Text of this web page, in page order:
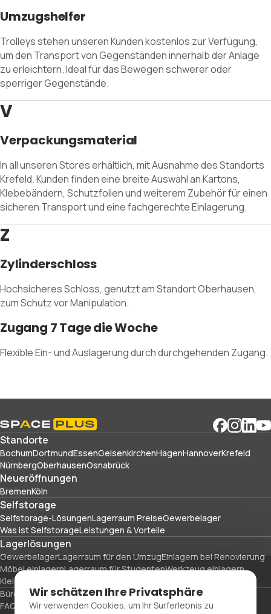
Umzugshelfer
Trolleys stehen unseren Kunden kostenlos zur Verfügung,
um den Transport von Gegenständen innerhalb der Anlage
zu erleichtern. Ideal für das Bewegen schwerer oder
sperriger Gegenstände.
V
Verpackungsmaterial
In all unseren Stores erhältlich, mit Ausnahme des Standorts
Krefeld. Kunden finden eine breite Auswahl an Kartons,
Klebebändern, Schutzfolien und weiterem Zubehör für einen
sicheren Transport und eine fachgerechte Einlagerung.
Z
Zylinderschloss
Hochsicheres Schloss, genutzt am Standort Oberhausen,
zum Schutz vor Manipulation.
Zugang 7 Tage die Woche
Flexible Ein- und Auslagerung durch durchgehenden Zugang.
Standorte
BochumDortmundEssenGelsenkirchenHagenHannoverKrefeld
NürnbergOberhausenOsnabrück
Neueröffnungen
BremenKöln
Selfstorage
Selfstorage-LösungenLagerraum PreiseGewerbelager
Was ist SelfstorageLeistungen & Vorteile
Lagerlösungen
GewerbelagerLagerraum für den UmzugEinlagern bei Renovierung
Möbel einlagernLagerraum für StudentenWerkzeug einlagern
Kleidung einlagern
BüroräumeVerpackungsmaterial
FAQs
BlogGlossarÜber unsPartnerKarriereKontaktieren Sie uns
Wir schätzen Ihre Privatsphäre
Wir verwenden Cookies, um Ihr Surferlebnis zu